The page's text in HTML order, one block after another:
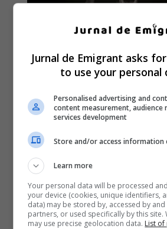
Jurnal de Emigrant asks
to use your personal
Personalised advertising and
content measurement, audience
services development
Store and/or access information
Learn more
Your personal data will be processed
your device (cookies, unique identifiers,
data) may be stored by, accessed by
partners, or used specifically by this
may use precise geolocation data. List of